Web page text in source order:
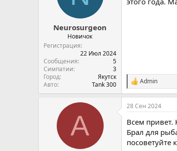
Neurosurgeon
Новичок
Регистрация
22 Июл 2024
Сообщения
5
Симпатии
3
Город
Якутск
Авто
Tank 300
С
и
м
п
т
и
и
:
Admin
А
28 Сен 2024
Всем привет.
Брал для
посоветуйте